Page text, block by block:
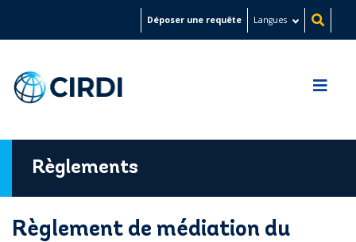
Déposer une requête Langues
Règlements
Règlement de médiation du